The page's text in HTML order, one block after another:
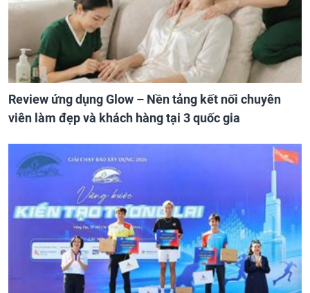
Review ứng dụng Glow – Nền tảng kết nối chuyên
viên làm đẹp và khách hàng tại 3 quốc gia